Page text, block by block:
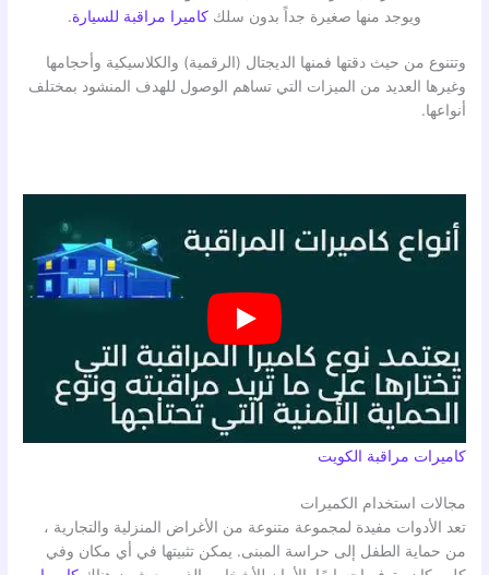
ويوجد منها صغيرة جداً بدون سلككاميرا مراقبة للسيارة.
وتتنوع من حيث دقتها فمنها الديجتال (الرقمية) والكلاسيكية وأحجامها
وغيرها العديد من الميزات التي تساهم الوصول للهدف المنشود بمختلف
أنواعها.
كاميرات مراقبة الكويت
مجالات استخدام الكميرات
تعد الأدوات مفيدة لمجموعة متنوعة من الأغراض المنزلية والتجارية ،
من حماية الطفل إلى حراسة المبنى. يمكن تثبيتها في أي مكان وفي